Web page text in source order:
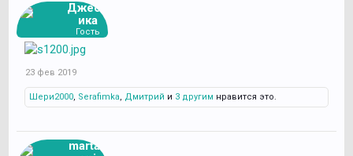
Джесс
ика
Гость
23 фев 2019
Шери2000, Serafimka, Дмитрий и 3 другим нравится это.
martag